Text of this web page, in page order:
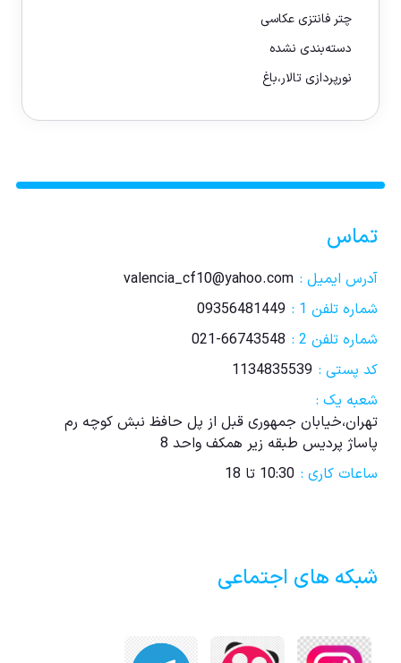
چتر فانتزی عکاسی
دسته‌بندی نشده
نورپردازی تالار،باغ
تماس
آدرس ایمیل : valencia_cf10@yahoo.com
شماره تلفن 1 :
09356481449
شماره تلفن 2 :
021-66743548
کد پستی : 1134835539
شعبه یک :
تهران،خیابان جمهوری قبل از پل حافظ نبش کوچه رم
پاساژ پردیس طبقه زیر همکف واحد 8
ساعات کاری : 10:30 تا 18
شبکه های اجتماعی